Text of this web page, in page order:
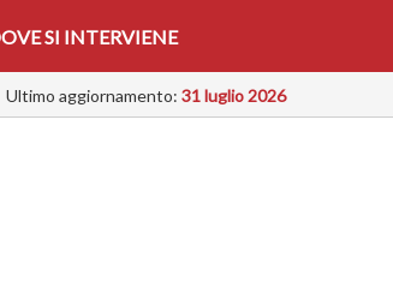
SI INTERVIENE
Ultimo aggiornamento: 31 luglio 2026